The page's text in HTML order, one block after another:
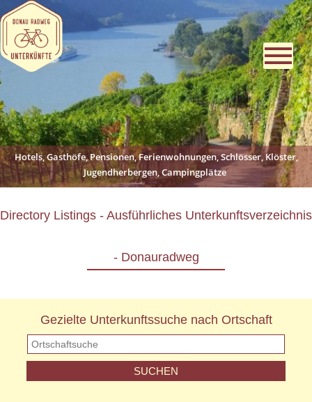
Hotels, Gasthöfe, Pensionen, Ferienwohnungen, Schlösser, Klöster,
Jugendherbergen, Campingplätze
Directory Listings - Ausführliches Unterkunftsverzeichnis
- Donauradweg
Gezielte Unterkunftssuche nach Ortschaft